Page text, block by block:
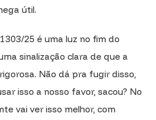
útil.
25 é uma luz no fim do
sinalização clara de que a
Não dá pra fugir disso,
isso a nosso favor, sacou? No
vai ver isso melhor, com